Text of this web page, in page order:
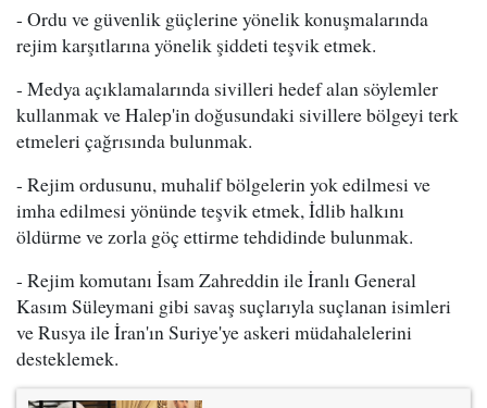
- Ordu ve güvenlik güçlerine yönelik konuşmalarında
rejim karşıtlarına yönelik şiddeti teşvik etmek.
- Medya açıklamalarında sivilleri hedef alan söylemler
kullanmak ve Halep'in doğusundaki sivillere bölgeyi terk
etmeleri çağrısında bulunmak.
- Rejim ordusunu, muhalif bölgelerin yok edilmesi ve
imha edilmesi yönünde teşvik etmek, İdlib halkını
öldürme ve zorla göç ettirme tehdidinde bulunmak.
- Rejim komutanı İsam Zahreddin ile İranlı General
Kasım Süleymani gibi savaş suçlarıyla suçlanan isimleri
ve Rusya ile İran'ın Suriye'ye askeri müdahalelerini
desteklemek.